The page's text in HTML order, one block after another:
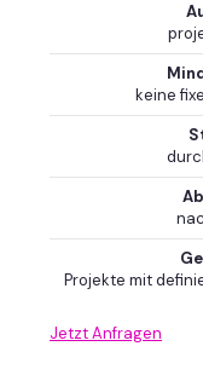
keine
Projekte mit
Jetzt Anfragen